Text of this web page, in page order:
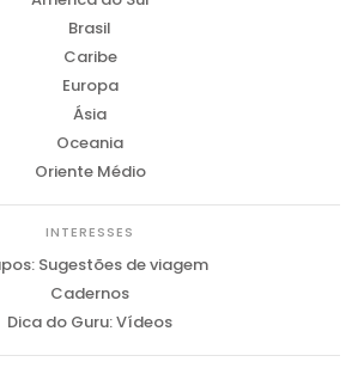
Brasil
Caribe
Europa
Ásia
Oceania
Oriente Médio
INTERESSES
Sugestões de viagem
Cadernos
Dica do Guru: Vídeos